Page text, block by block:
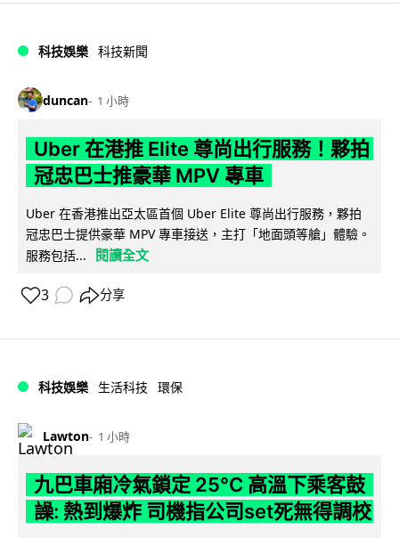
科技娛樂 科技新聞
duncan 1 小時
Uber 在港推 Elite 尊尚出行服務！夥拍
冠忠巴士推豪華 MPV 專車
Uber 在香港推出亞太區首個 Uber Elite 尊尚出行服務，夥拍
冠忠巴士提供豪華 MPV 專車接送，主打「地面頭等艙」體驗。
服務包括...
閱讀全文
3 分享
科技娛樂 生活科技 環保
Lawton 1 小時
九巴車廂冷氣鎖定 25°C 高溫下乘客鼓
譟: 熱到爆炸 司機指公司set死無得調校